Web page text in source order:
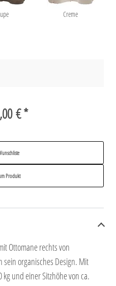
Creme
€ *
Produkt
Ottomane rechts von
organisches Design. Mit
und einer Sitzhöhe von ca.